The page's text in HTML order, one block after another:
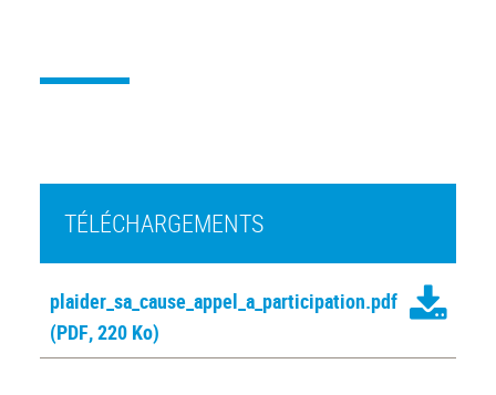
TÉLÉCHARGEMENTS
plaider_sa_cause_appel_a_participation.pdf
(PDF, 220 Ko)